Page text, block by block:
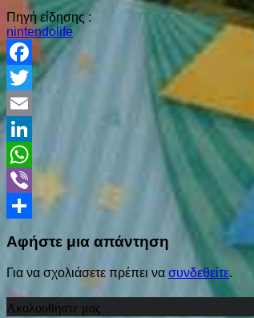
Πηγή είδησης :
nintendolife
Facebook
Twitter
Email
LinkedIn
WhatsApp
Viber
Αφήστε μια απάντηση
Για να σχολιάσετε πρέπει να συνδεθείτε.
Ακολουθήστε μας